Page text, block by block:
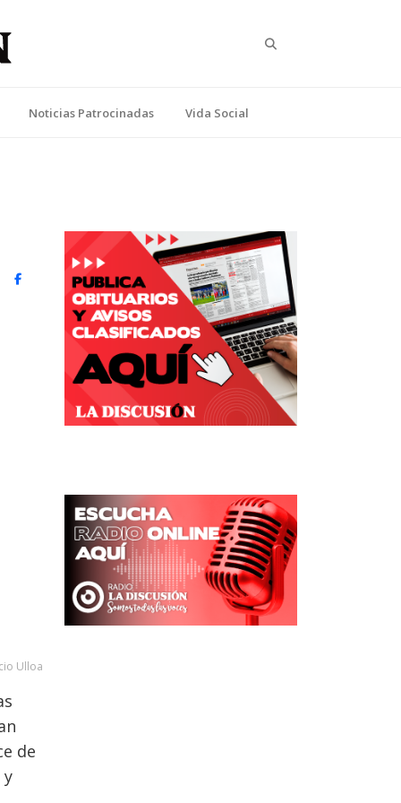
Noticias Patrocinadas Vida Social
Facebook
Ulloa
de
y